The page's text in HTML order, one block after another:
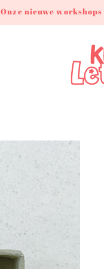
Onze nieuwe